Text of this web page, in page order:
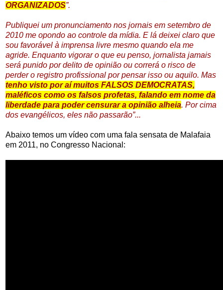
ORGANIZADOS”.
Publiquei um pronunciamento nos jornais em setembro de
2010 me opondo ao controle da mídia. E lá deixei claro que
sou favorável à imprensa livre mesmo quando ela me
agride. Enquanto vigorar o que eu penso, jornalista jamais
será punido por delito de opinião ou correrá o risco de
perder o registro profissional por pensar isso ou aquilo. Mas
tenho visto por aí muitos FALSOS DEMOCRATAS,
maléficos como os falsos profetas, falando em nome da
liberdade para poder censurar a opinião alheia. Por cima
dos evangélicos, eles não passarão”...
Abaixo temos um vídeo com uma fala sensata de Malafaia
em 2011, no Congresso Nacional: